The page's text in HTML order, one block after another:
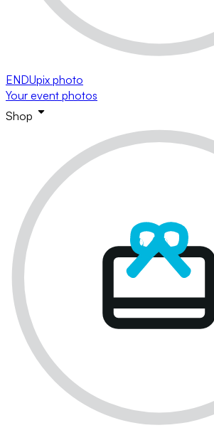
ENDUpix photo
Your event photos
Shop